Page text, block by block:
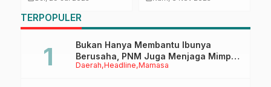
Stunting
TERPOPULER
Daerah Headline Mamasa
Bukan Hanya Membantu Ibunya
Berusaha, PNM Juga Menjaga Mimpi
Anaknya Untuk Menggapai Cita-Cita